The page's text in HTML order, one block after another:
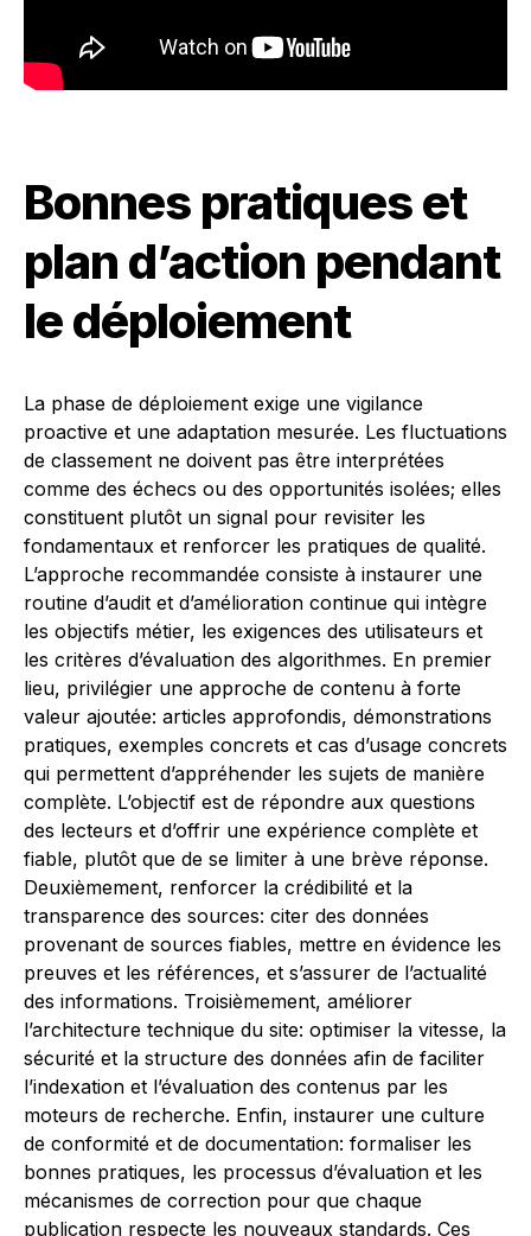
Bonnes pratiques et
plan d’action pendant
le déploiement
La phase de déploiement exige une vigilance
proactive et une adaptation mesurée. Les fluctuations
de classement ne doivent pas être interprétées
comme des échecs ou des opportunités isolées; elles
constituent plutôt un signal pour revisiter les
fondamentaux et renforcer les pratiques de qualité.
L’approche recommandée consiste à instaurer une
routine d’audit et d’amélioration continue qui intègre
les objectifs métier, les exigences des utilisateurs et
les critères d’évaluation des algorithmes. En premier
lieu, privilégier une approche de contenu à forte
valeur ajoutée: articles approfondis, démonstrations
pratiques, exemples concrets et cas d’usage concrets
qui permettent d’appréhender les sujets de manière
complète. L’objectif est de répondre aux questions
des lecteurs et d’offrir une expérience complète et
fiable, plutôt que de se limiter à une brève réponse.
Deuxièmement, renforcer la crédibilité et la
transparence des sources: citer des données
provenant de sources fiables, mettre en évidence les
preuves et les références, et s’assurer de l’actualité
des informations. Troisièmement, améliorer
l’architecture technique du site: optimiser la vitesse, la
sécurité et la structure des données afin de faciliter
l’indexation et l’évaluation des contenus par les
moteurs de recherche. Enfin, instaurer une culture
de conformité et de documentation: formaliser les
bonnes pratiques, les processus d’évaluation et les
mécanismes de correction pour que chaque
publication respecte les nouveaux standards. Ces